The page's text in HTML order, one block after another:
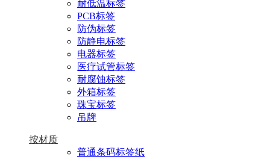
耐低温标签
PCB标签
防伪标签
防静电标签
电器标签
医疗试管标签
耐腐蚀标签
外箱标签
珠宝标签
吊牌
按材质
普通条码标签纸